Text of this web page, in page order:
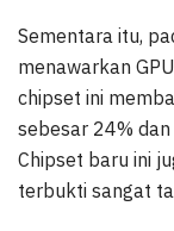
Sementara itu,
menawarkan
chipset ini
sebesar 24%
Chipset baru ini
terbukti sangat